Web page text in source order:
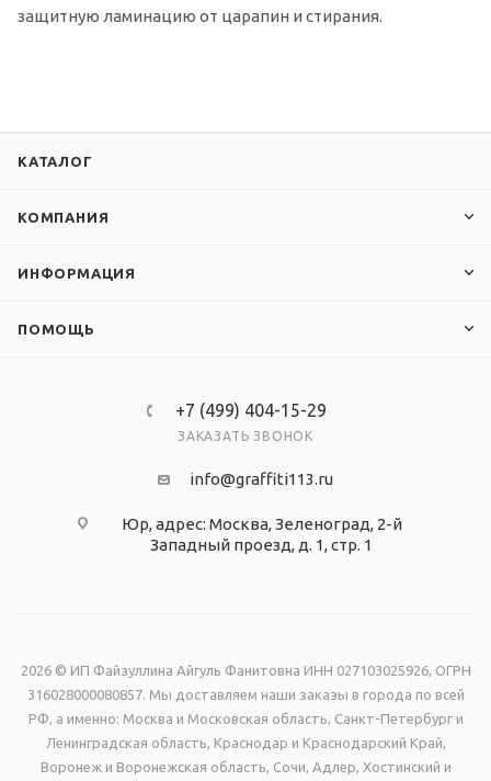
защитную ламинацию от царапин и стирания.
КАТАЛОГ
КОМПАНИЯ
ИНФОРМАЦИЯ
ПОМОЩЬ
+7 (499) 404-15-29
ЗАКАЗАТЬ ЗВОНОК
info@graffiti113.ru
Юр, адрес: Москва, Зеленоград, 2-й
Западный проезд, д. 1, стр. 1
2026 © ИП Файзуллина Айгуль Фанитовна ИНН 027103025926, ОГРН
316028000080857. Мы доставляем наши заказы в города по всей
РФ, а именно: Москва и Московская область, Санкт-Петербург и
Ленинградская область, Краснодар и Краснодарский Край,
Воронеж и Воронежская область, Сочи, Адлер, Хостинский и